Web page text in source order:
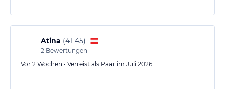
abwechslungsreich.…
Atina (41-45)
2 Bewertungen
Vor 2 Wochen • Verreist als Paar im Juli 2026